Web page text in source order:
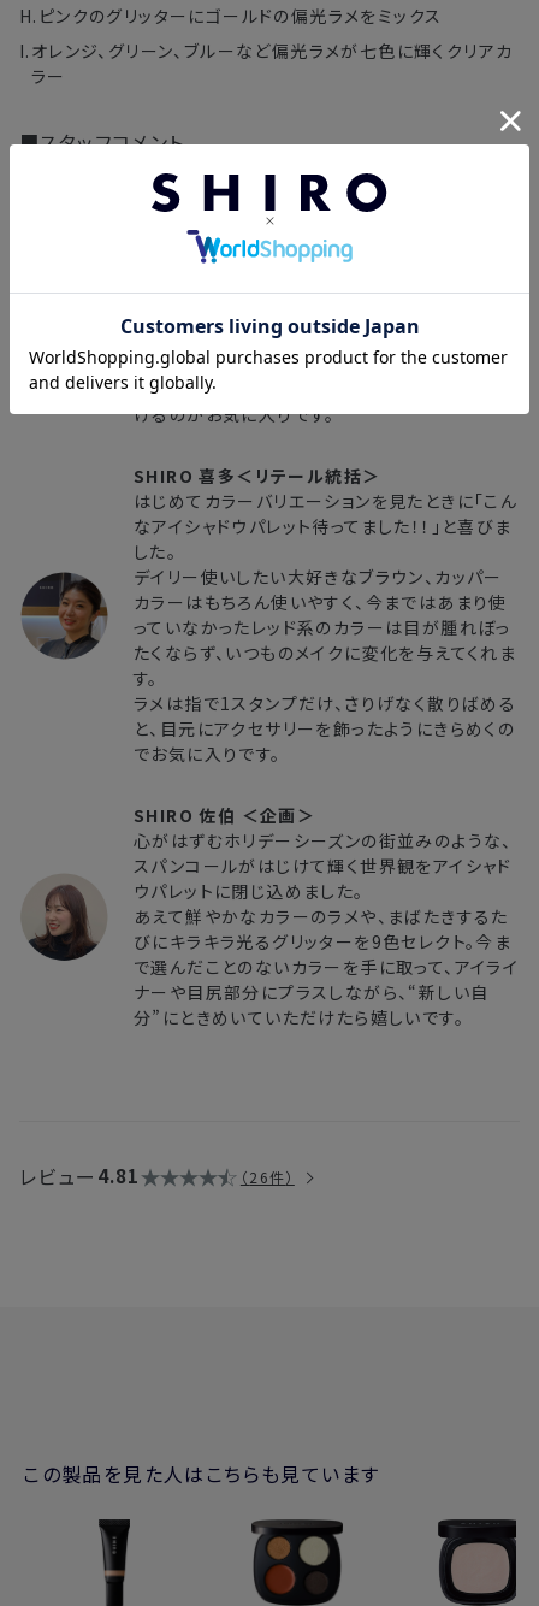
H. ピンクのグリッターにゴールドの偏光ラメをミックス
I. オレンジ、グリーン、ブルーなど偏光ラメが七色に輝くクリアカ
ラー
■スタッフコメント
SHIRO 林＜ブランドスぺシャリスト＞
落ち着きのあるカラーの洋服が増えがちな時期
なので、この冬のメイクはキラキラを楽しみたい
気分です。
キラキラすぎるとバランスがとりにくくなるので、
さりげなくラメを日常メイクに取り入れ大人っぽ
く華やかに仕上げるように意識しています。
左上のAのカラーをベースに、中央のEを目頭、中
段右のFを目尻に、カラーを取り入れながら仕上
げるのがお気に入りです。
SHIRO 喜多＜リテール統括＞
はじめてカラーバリエーションを見たときに「こん
なアイシャドウパレット待ってました！！」と喜びま
した。
デイリー使いしたい大好きなブラウン、カッパー
カラーはもちろん使いやすく、今まではあまり使
っていなかったレッド系のカラーは目が腫れぼっ
たくならず、いつものメイクに変化を与えてくれま
す。
ラメは指で1スタンプだけ、さりげなく散りばめる
と、目元にアクセサリーを飾ったようにきらめくの
でお気に入りです。
SHIRO 佐伯 ＜企画＞
心がはずむホリデーシーズンの街並みのような、
スパンコールがはじけて輝く世界観をアイシャド
ウパレットに閉じ込めました。
あえて鮮やかなカラーのラメや、まばたきするた
びにキラキラ光るグリッターを9色セレクト。今ま
で選んだことのないカラーを手に取って、アイライ
ナーや目尻部分にプラスしながら、“新しい自
分”にときめいていただけたら嬉しいです。
レビュー 4.81 26件
この製品を見た人はこちらも見ています